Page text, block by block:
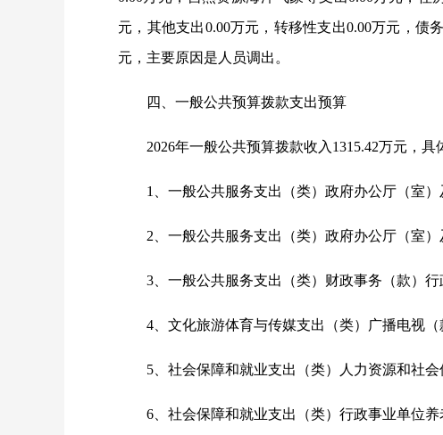
元，其他支出0.00万元，转移性支出0.00万元，债
元，主要原因是人员调出。
四、一般公共预算拨款支出预算
2026年一般公共预算拨款收入1315.42万元，具
1、一般公共服务支出（类）政府办公厅（室
2、一般公共服务支出（类）政府办公厅（室
3、一般公共服务支出（类）财政事务（款）行
4、文化旅游体育与传媒支出（类）广播电视
5、社会保障和就业支出（类）人力资源和社
6、社会保障和就业支出（类）行政事业单位